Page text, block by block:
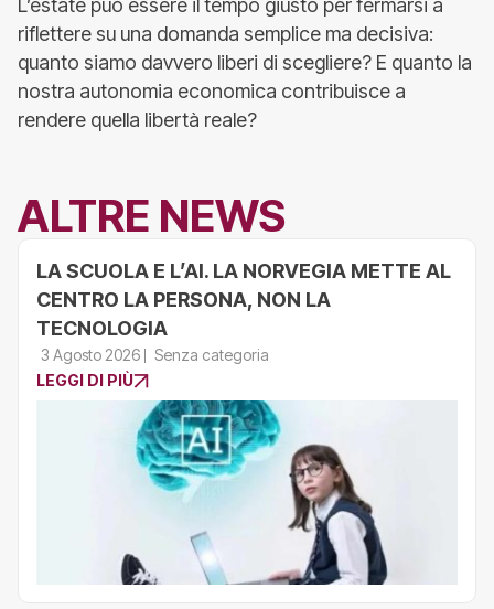
L’estate può essere il tempo giusto per fermarsi a
riflettere su una domanda semplice ma decisiva:
quanto siamo davvero liberi di scegliere? E quanto la
nostra autonomia economica contribuisce a
rendere quella libertà reale?
ALTRE NEWS
LA SCUOLA E L’AI. LA NORVEGIA METTE AL
CENTRO LA PERSONA, NON LA
TECNOLOGIA
3 Agosto 2026
Senza categoria
LEGGI DI PIÙ